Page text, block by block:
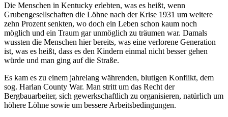
Die Menschen in Kentucky erlebten, was es heißt, wenn
Grubengesellschaften die Löhne nach der Krise 1931 um weitere
zehn Prozent senkten, wo doch ein Leben schon kaum noch
möglich und ein Traum gar unmöglich zu träumen war. Damals
wussten die Menschen hier bereits, was eine verlorene Generation
ist, was es heißt, dass es den Kindern einmal nicht besser gehen
würde und man ging auf die Straße.
Es kam es zu einem jahrelang währenden, blutigen Konflikt, dem
sog. Harlan County War. Man stritt um das Recht der
Bergbauarbeiter, sich gewerkschaftlich zu organisieren, natürlich um
höhere Löhne sowie um bessere Arbeitsbedingungen.